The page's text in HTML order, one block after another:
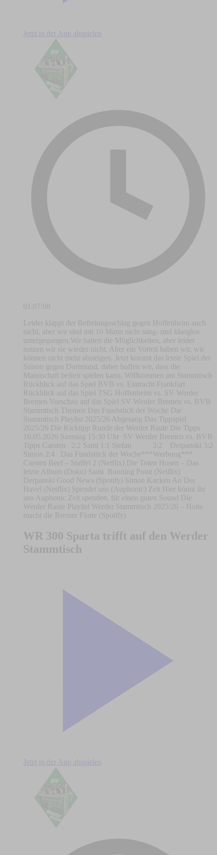
Jetzt in der App abspielen
01:07:00
Leider klappt der Befreiungsschlag gegen Hoffenheim auch
nicht, aber wir sind mit 10 Mann nicht sang- und klanglos
untergegangen.Wir hatten die Möglichkeiten, aber leider
nutzen wir sie wieder nicht. Aber ein Vorteil haben wir, wir
können nicht mehr absteigen. Jetzt kommt das letzte Spiel der
Saison gegen Dortmund, daher hoffen wir, dass die
Mannschaft befreit spielen kann. Willkommen am Stammtisch
Rückblick auf das Spiel BVB vs. Eintracht Frankfurt
Rückblick auf das Spiel TSG Hoffenheim vs. SV Werder
Bremen Vorschau auf das Spiel SV Werder Bremen vs. BVB
Stammtisch Themen Das Fundstück der Woche Die
Stammtisch Playlist 2025/26 Abgesang Das Tippspiel
2025/26 Die Kicktipp Runde der Werder Raute Die Tipps
16.05.2026 Samstag 15:30 Uhr SV Werder Bremen vs. BVB
Tipps Carsten 2:2 Sami 1:1 Stefan 3:2 Derpanski 3:2
Simon 2:4 Das Fundstück der Woche***Werbung***
Carsten Beef – Staffel 2 (Netflix) Die Toten Hosen – Das
letzte Album (Doku) Sami Running Point (Netflix)
Derpanski Good News (Spotify) Simon Kacken An Der
Havel (Netflix) Spendet uns (Auphonic) Zeit Hier könnt ihr
uns Auphonic Zeit spenden, für einen guten Sound Die
Werder Raute Playlist Werder Stammtisch 2025/26 – Hotte
macht die Bremer Flotte (Spotify)
WR 300 Sparta trifft auf den Werder
Stammtisch
Jetzt in der App abspielen